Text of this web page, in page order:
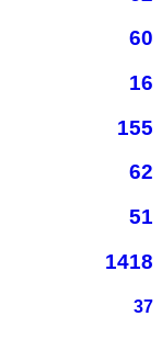
60
16
155
62
51
1418
37